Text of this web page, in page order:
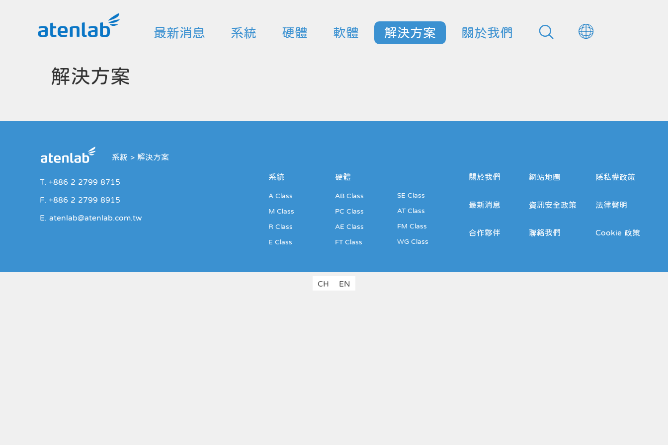
最新消息 系統 硬體 軟體 解決方案 關於我們
解決方案
系統 > 解決方案
T. +886 2 2799 8715
F. +886 2 2799 8915
E. atenlab@atenlab.com.tw
系統
A Class
M Class
R Class
E Class
硬體
AB Class
PC Class
AE Class
FT Class
SE Class
AT Class
FM Class
WG Class
關於我們
最新消息
合作夥伴
網站地圖
資訊安全政策
聯絡我們
隱私權政策
法律聲明
Cookie 政策
CH EN